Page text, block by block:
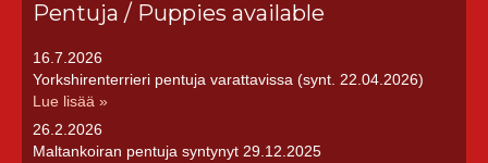
Pentuja / Puppies available
16.7.2026
Yorkshirenterrieri pentuja varattavissa (synt. 22.04.2026)
Lue lisää »
26.2.2026
Maltankoiran pentuja syntynyt 29.12.2025